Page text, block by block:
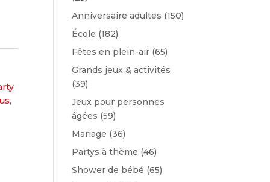
,
Anniversaire adultes (150)
École (182)
Fêtes en plein-air (65)
Grands jeux & activités
(39)
Jeux pour personnes
âgées (59)
Mariage (36)
Partys à thème (46)
Shower de bébé (65)